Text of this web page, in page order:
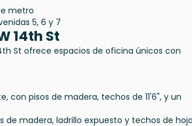
metro
5, 6 y 7
14th St
St ofrece espacios de oficina únicos con
con pisos de madera, techos de 11'6", y un
de madera, ladrillo expuesto y techos de